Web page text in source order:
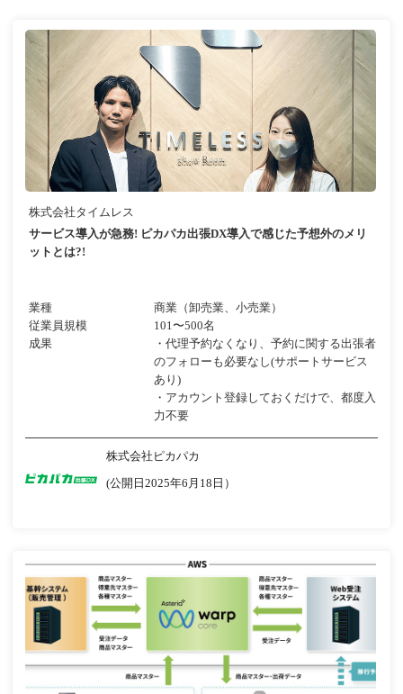
株式会社タイムレス
サービス導入が急務! ピカパカ出張DX導入で感じた予想外のメリ
ットとは?!
業種
商業（卸売業、小売業）
従業員規模
101〜500名
成果
・代理予約なくなり、予約に関する出張者
のフォローも必要なし(サポートサービス
あり)
・アカウント登録しておくだけで、都度入
力不要
株式会社ピカパカ
(公開日2025年6月18日）